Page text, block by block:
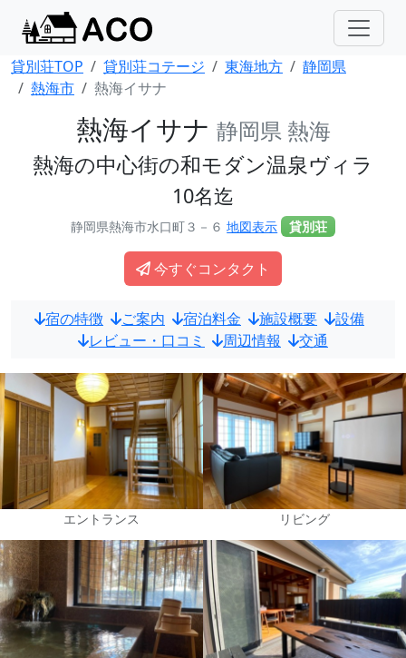
貸別荘TOP 貸別荘コテージ 東海地方
静岡県
熱海市
熱海イサナ
熱海イサナ 静岡県 熱海
熱海の中心街の和モダン温泉ヴィラ
10名迄
静岡県熱海市水口町３－６地図表示 貸別荘
今すぐコンタクト
宿の特徴 ご案内 宿泊料金 施設概要
設備
レビュー・口コミ
周辺情報 交通
エントランス リビング